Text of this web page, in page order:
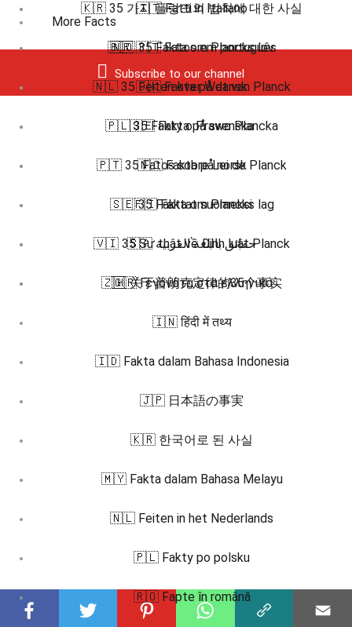
More Facts
Subscribe to our channel
🇰🇷 35 가지 플랑크의 법칙에 대한 사실
🇳🇴 35 Fakta om Plancks lov
🇳🇱 35 Feiten over Wet van Planck
🇵🇱 35 Fakty o Prawo Plancka
🇵🇹 35 Fatos sobre Lei de Planck
🇸🇪 35 Fakta om Plancks lag
🇻🇮 35 Sự thật về Định luật Planck
🇿🇭 关于普朗克定律的35个事实
🇮🇹 Fatti in Italiano
🇧🇷 🇵🇹 Fatos em português
🇩🇰 Fakta på dansk
🇸🇪 Fakta på svenska
🇳🇴 Fakta på norsk
🇫🇮 Faktat suomeksi
🇸🇦 حقائق باللغة العربية
🇬🇷 Γεγονότα στα ελληνικά
🇮🇳 हिंदी में तथ्य
🇮🇩 Fakta dalam Bahasa Indonesia
🇯🇵 日本語の事実
🇰🇷 한국어로 된 사실
🇲🇾 Fakta dalam Bahasa Melayu
🇳🇱 Feiten in het Nederlands
🇵🇱 Fakty po polsku
🇷🇴 Fapte în română